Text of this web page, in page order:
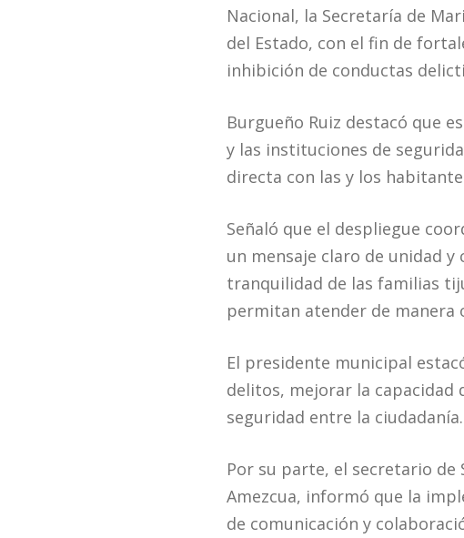
Nacional, la Secretaría de
del Estado, con el fin de
inhibición de conductas
Burgueño Ruiz destacó que
y las instituciones de
directa con las y los
Señaló que el despliegue
un mensaje claro de unidad
tranquilidad de las familias
permitan atender de manera
El presidente municipal
delitos, mejorar la capacidad
seguridad entre la ciudadanía.
Por su parte, el secretario de
Amezcua, informó que la
de comunicación y